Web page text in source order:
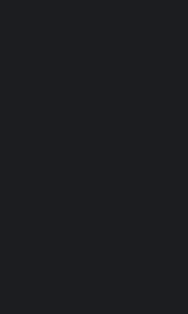
agilidad y velocidad al